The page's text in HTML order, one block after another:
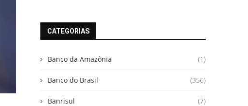
CATEGORIAS
Banco da Amazônia (1)
Banco do Brasil (356)
Banrisul (7)